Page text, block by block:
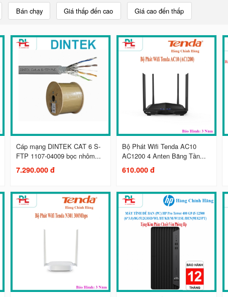
Bán chạy Giá thấp đến cao Giá cao đến thấp
Cáp mạng DINTEK CAT 6 S-
FTP 1107-04009 bọc nhôm...
7.290.000 đ
Bộ Phát Wifi Tenda AC10
AC1200 4 Anten Băng Tần...
610.000 đ